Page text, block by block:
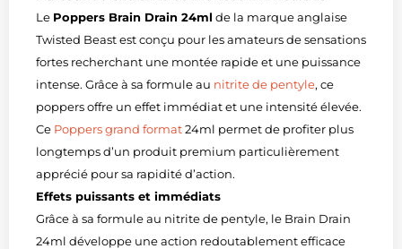
Le Poppers Brain Drain 24ml de la marque anglaise
Twisted Beastest conçu pour les amateurs de sensations
fortes recherchant une montée rapide et une puissance
intense. Grâce à sa formule au nitrite de pentyle, ce
poppers offre un effet immédiat et une intensité élevée.
Ce Poppers grand format24ml permet de profiter plus
longtemps d’un produit premium particulièrement
apprécié pour sa rapidité d’action.
Effets puissants et immédiats
Grâce à sa formule au nitrite de pentyle, le Brain Drain
24ml développe une action redoutablement efficace